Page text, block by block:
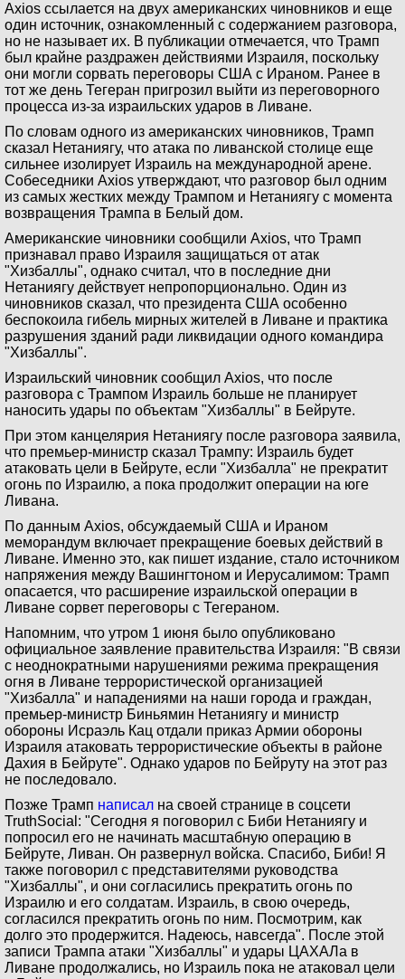
Axios ссылается на двух американских чиновников и еще
один источник, ознакомленный с содержанием разговора,
но не называет их. В публикации отмечается, что Трамп
был крайне раздражен действиями Израиля, поскольку
они могли сорвать переговоры США с Ираном. Ранее в
тот же день Тегеран пригрозил выйти из переговорного
процесса из-за израильских ударов в Ливане.
По словам одного из американских чиновников, Трамп
сказал Нетаниягу, что атака по ливанской столице еще
сильнее изолирует Израиль на международной арене.
Собеседники Axios утверждают, что разговор был одним
из самых жестких между Трампом и Нетаниягу с момента
возвращения Трампа в Белый дом.
Американские чиновники сообщили Axios, что Трамп
признавал право Израиля защищаться от атак
"Хизбаллы", однако считал, что в последние дни
Нетаниягу действует непропорционально. Один из
чиновников сказал, что президента США особенно
беспокоила гибель мирных жителей в Ливане и практика
разрушения зданий ради ликвидации одного командира
"Хизбаллы".
Израильский чиновник сообщил Axios, что после
разговора с Трампом Израиль больше не планирует
наносить удары по объектам "Хизбаллы" в Бейруте.
При этом канцелярия Нетаниягу после разговора заявила,
что премьер-министр сказал Трампу: Израиль будет
атаковать цели в Бейруте, если "Хизбалла" не прекратит
огонь по Израилю, а пока продолжит операции на юге
Ливана.
По данным Axios, обсуждаемый США и Ираном
меморандум включает прекращение боевых действий в
Ливане. Именно это, как пишет издание, стало источником
напряжения между Вашингтоном и Иерусалимом: Трамп
опасается, что расширение израильской операции в
Ливане сорвет переговоры с Тегераном.
Напомним, что утром 1 июня было опубликовано
официальное заявление правительства Израиля: "В связи
с неоднократными нарушениями режима прекращения
огня в Ливане террористической организацией
"Хизбалла" и нападениями на наши города и граждан,
премьер-министр Биньямин Нетаниягу и министр
обороны Исраэль Кац отдали приказ Армии обороны
Израиля атаковать террористические объекты в районе
Дахия в Бейруте". Однако ударов по Бейруту на этот раз
не последовало.
Позже Трамп написал на своей странице в соцсети
TruthSocial: "Сегодня я поговорил с Биби Нетаниягу и
попросил его не начинать масштабную операцию в
Бейруте, Ливан. Он развернул войска. Спасибо, Биби! Я
также поговорил с представителями руководства
"Хизбаллы", и они согласились прекратить огонь по
Израилю и его солдатам. Израиль, в свою очередь,
согласился прекратить огонь по ним. Посмотрим, как
долго это продержится. Надеюсь, навсегда". После этой
записи Трампа атаки "Хизбаллы" и удары ЦАХАЛа в
Ливане продолжались, но Израиль пока не атаковал цели